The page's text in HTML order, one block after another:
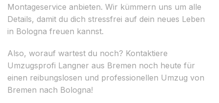
Montageservice anbieten. Wir kümmern uns um alle
Details, damit du dich stressfrei auf dein neues Leben
in Bologna freuen kannst.
Also, worauf wartest du noch? Kontaktiere
Umzugsprofi Langner aus Bremen noch heute für
einen reibungslosen und professionellen Umzug von
Bremen nach Bologna!